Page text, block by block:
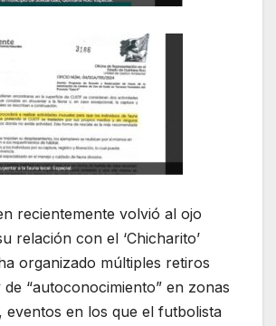
recientemente volvió al ojo
relación con el ‘Chicharito’
organizado múltiples retiros
“autoconocimiento” en zonas
eventos en los que el futbolista